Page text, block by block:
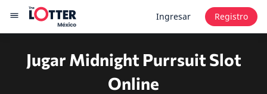
Ingresar Registro
Jugar Midnight Purrsuit Slot
Online